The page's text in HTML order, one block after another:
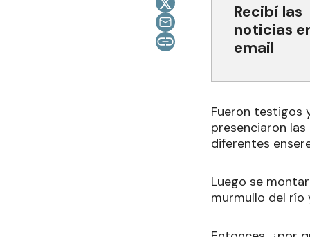
Recibí las
noticias
email
Fueron testigos
presenciaron
diferentes
Luego se
murmullo del río